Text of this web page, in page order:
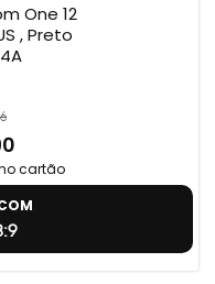
One 12
, Preto
cartão